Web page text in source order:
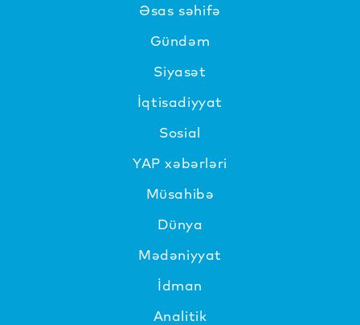
Əsas səhifə
Gündəm
Siyasət
İqtisadiyyat
Sosial
YAP xəbərləri
Müsahibə
Dünya
Mədəniyyat
İdman
Analitik